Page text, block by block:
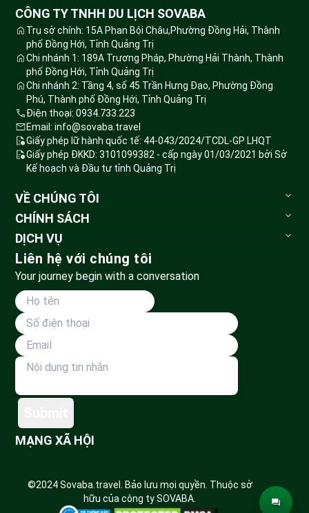
CÔNG TY TNHH DU LỊCH SOVABA
Trụ sở chính: 15A Phan Bội Châu,Phường Đồng Hải, Thành
phố Đồng Hới, Tỉnh Quảng Trị
Chi nhánh 1: 189A Trương Pháp, Phường Hải Thành, Thành
phố Đồng Hới, Tỉnh Quảng Trị
Chi nhánh 2: Tầng 4, số 45 Trần Hưng Đạo, Phường Đồng
Phú, Thành phố Đồng Hới, Tỉnh Quảng Trị
Điện thoại: 0934.733.223
Email: info@sovaba.travel
Giấy phép lữ hành quốc tế: 44-043/2024/TCDL-GP LHQT
Giấy phép ĐKKD: 3101099382 - cấp ngày 01/03/2021 bởi Sở
Kế hoạch và Đầu tư tỉnh Quảng Trị
VỀ CHÚNG TÔI
Sovaba.travel
CHÍNH SÁCH
Bảo mật thông tin
Đặt tour
Huỷ tour & hoàn tiền
Phương thức vận chuyển
Thanh toán
DỊCH VỤ
Tour du lịch
Vé vui chơi
Tour đoàn
Land Tour
Dành cho đối tác
Liên hệ với chúng tôi
Your journey begin with a conversation
MẠNG XÃ HỘI
©2024 Sovaba.travel. Bảo lưu mọi quyền. Thuộc sở
hữu của công ty SOVABA.